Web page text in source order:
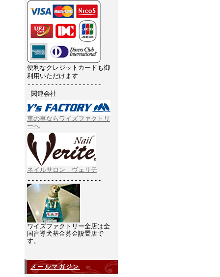
便利なクレジットカードも御
利用いただけます
-------------------
-関連会社-
車の事ならワイズファクトリ
ーへ
ネイルサロン ヴェリテ
-------------------
ワイズファクトリー全店は全
国盲導犬基金募金設置店で
す。
メールマガジン